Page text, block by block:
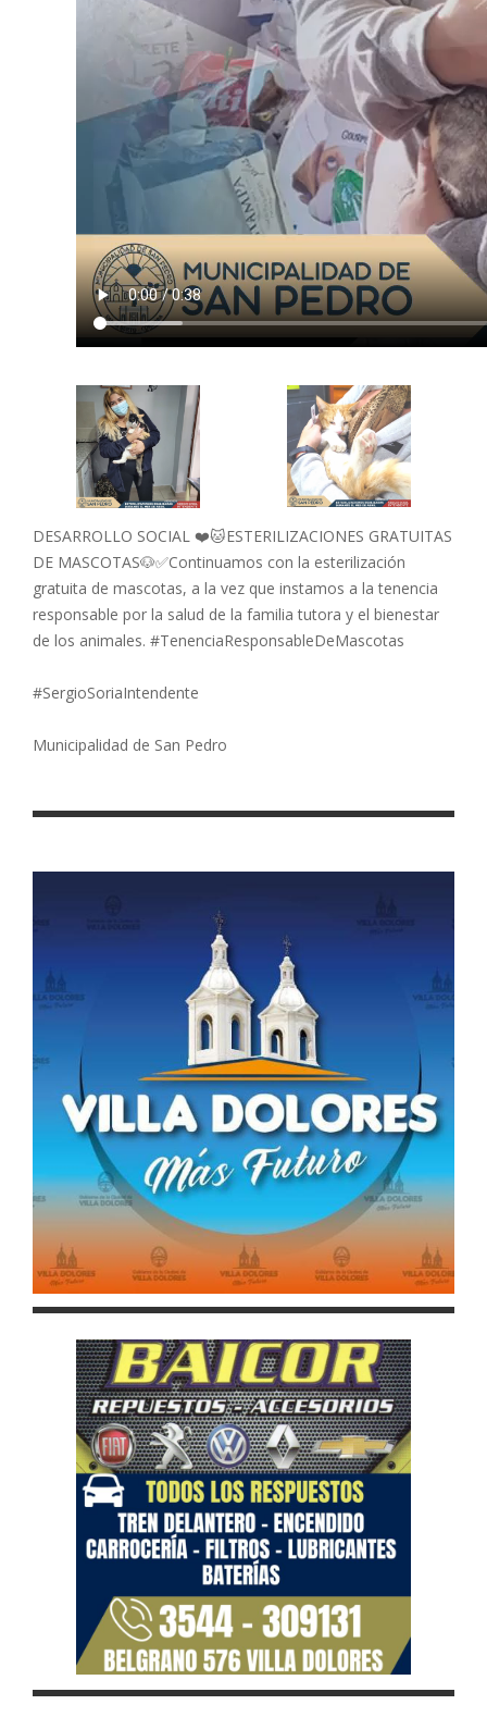
DESARROLLO SOCIAL ❤️🐱ESTERILIZACIONES GRATUITAS
DE MASCOTAS🐶✅Continuamos con la esterilización
gratuita de mascotas, a la vez que instamos a la tenencia
responsable por la salud de la familia tutora y el bienestar
de los animales. #TenenciaResponsableDeMascotas
#SergioSoriaIntendente
Municipalidad de San Pedro